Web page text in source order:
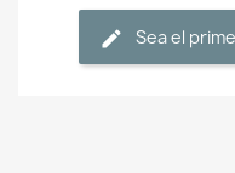
Sea el